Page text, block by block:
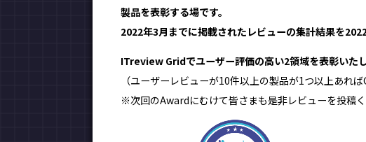
製品を表彰する場です。
2022年3月までに掲載されたレビューの集計結果を
ITreview Gridでユーザー評価の高い2領域を表彰いたし
（ユーザーレビューが10件以上の製品が1つ以上あれば
※次回のAwardにむけて皆さまも是非レビューを投稿